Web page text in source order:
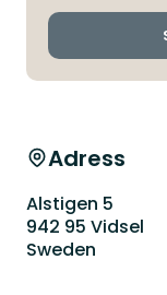
Adress
Alstigen 5
942 95 Vidsel
Sweden